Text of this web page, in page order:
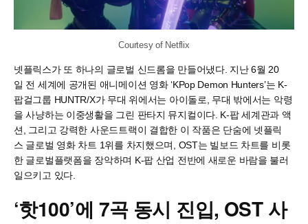
Courtesy of Netflix
넷플릭스가 또 하나의 글로벌 신드롬을 만들어냈다. 지난 6월 20
일 전 세계에 공개된 애니메이션 영화 ‘KPop Demon Hunters’는 K-
팝걸그룹 HUNTR/X가 무대 위에서는 아이돌로, 무대 밖에서는 악령
을 사냥하는 이중생활을 그린 판타지 뮤지컬이다. K-팝 세계관과 액
션, 그리고 강력한 사운드트랙이 결합한 이 작품은 단숨에 넷플릭
스 글로벌 영화 차트 1위를 차지했으며, OST는 빌보드 차트를 비롯
한 글로벌플랫폼을 장악하며 K-팝 산업 전반에 새로운 바람을 불러
일으키고 있다.
‘핫100’에 7곡 동시 진입, OST사